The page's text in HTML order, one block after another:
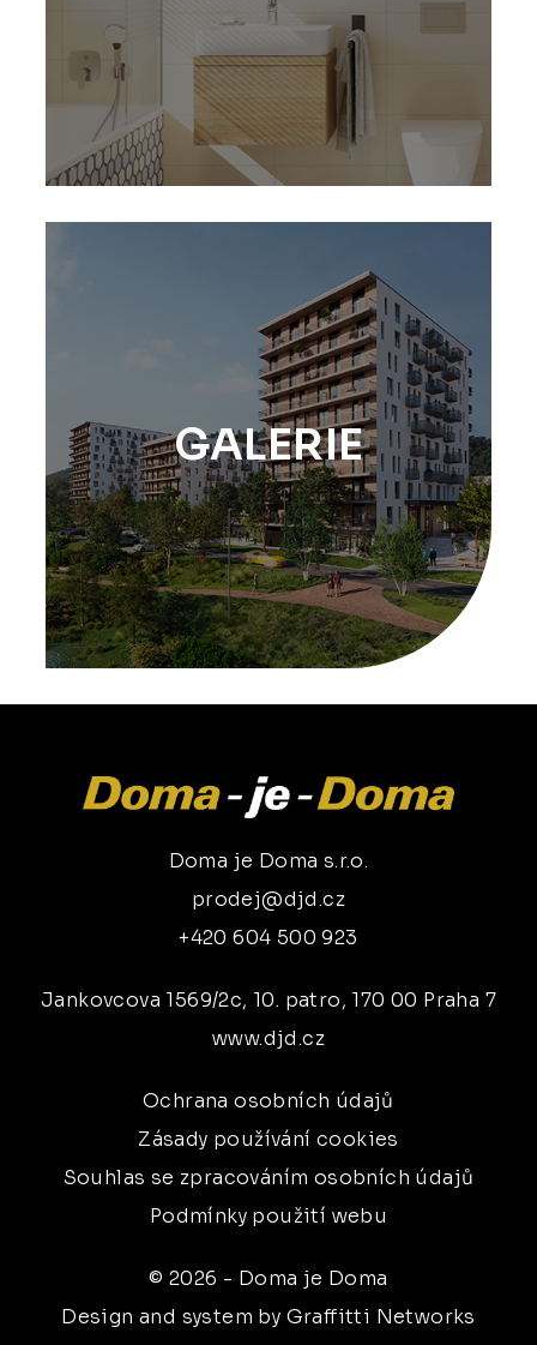
GALERIE
Doma je Doma s.r.o.
prodej@djd.cz
+420 604 500 923
Jankovcova 1569/2c, 10. patro, 170 00 Praha 7
www.djd.cz
Ochrana osobních údajů
Zásady používání cookies
Souhlas se zpracováním osobních údajů
Podmínky použití webu
© 2026 - Doma je Doma
Design and system by Graffitti Networks